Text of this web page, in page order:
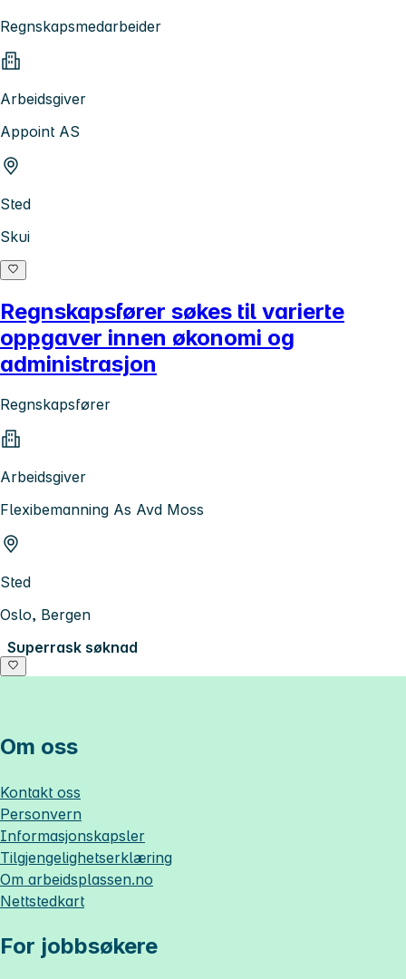
Regnskapsmedarbeider
Arbeidsgiver
Appoint AS
Sted
Skui
Regnskapsfører søkes til varierte
oppgaver innen økonomi og
administrasjon
Regnskapsfører
Arbeidsgiver
Flexibemanning As Avd Moss
Sted
Oslo, Bergen
Superrask søknad
Om oss
Kontakt oss
Personvern
Informasjonskapsler
Tilgjengelighetserklæring
Om arbeidsplassen.no
Nettstedkart
For jobbsøkere